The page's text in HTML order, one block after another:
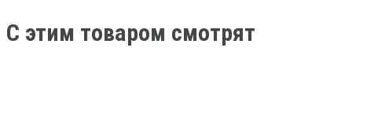
C этим товаром смотрят